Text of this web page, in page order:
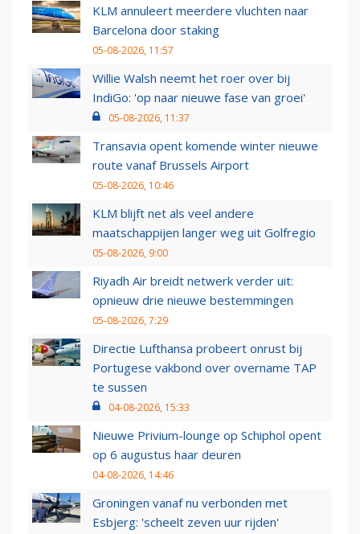
KLM annuleert meerdere vluchten naar
Barcelona door staking
05-08-2026, 11:57
Willie Walsh neemt het roer over bij
IndiGo: 'op naar nieuwe fase van groei'
05-08-2026, 11:37
Transavia opent komende winter nieuwe
route vanaf Brussels Airport
05-08-2026, 10:46
KLM blijft net als veel andere
maatschappijen langer weg uit Golfregio
05-08-2026, 9:00
Riyadh Air breidt netwerk verder uit:
opnieuw drie nieuwe bestemmingen
05-08-2026, 7:29
Directie Lufthansa probeert onrust bij
Portugese vakbond over overname TAP
te sussen
04-08-2026, 15:33
Nieuwe Privium-lounge op Schiphol opent
op 6 augustus haar deuren
04-08-2026, 14:46
Groningen vanaf nu verbonden met
Esbjerg: 'scheelt zeven uur rijden'